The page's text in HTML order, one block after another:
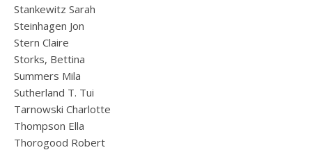
Stankewitz Sarah
Steinhagen Jon
Stern Claire
Storks, Bettina
Summers Mila
Sutherland T. Tui
Tarnowski Charlotte
Thompson Ella
Thorogood Robert